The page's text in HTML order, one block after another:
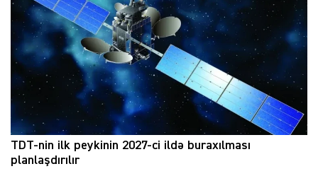
TDT-nin ilk peykinin 2027-ci ildə buraxılması
planlaşdırılır